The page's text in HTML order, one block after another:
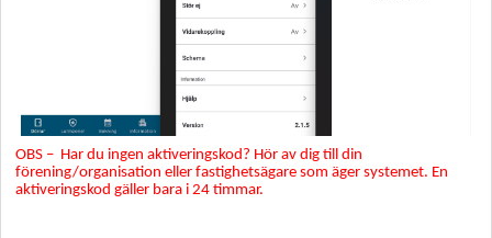
OBS – Har du ingen aktiveringskod? Hör av dig till din
förening/organisation eller fastighetsägare som äger systemet. En
aktiveringskod gäller bara i 24 timmar.